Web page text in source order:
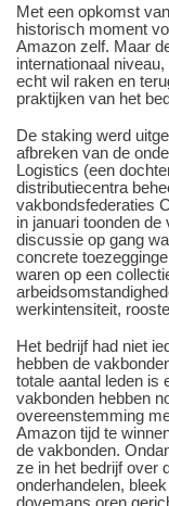
Met een opkomst
historisch moment
Amazon zelf. Maar
internationaal
echt wil raken en
praktijken van het
De staking werd
afbreken van de
Logistics (een
distributiecentra
vakbondsfederaties
in januari toonden
discussie op gang
concrete
waren op een
werkintensiteit,
Het bedrijf had niet
hebben de
totale aantal leden is
vakbonden hebben
overeenstemming
Amazon tijd te
de vakbonden.
ze in het bedrijf over
onderhandelen,
dovemans oren